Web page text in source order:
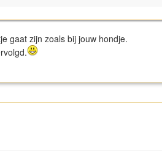
gaat zijn zoals bij jouw hondje.